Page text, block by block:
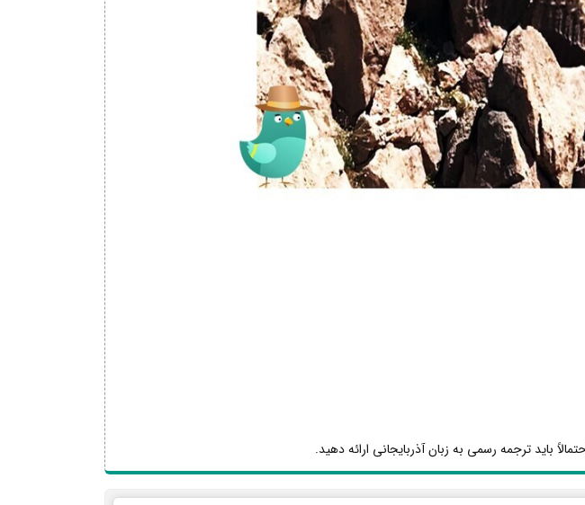
باید ترجمه رسمی به زبان آذربایجانی ارائه دهید.